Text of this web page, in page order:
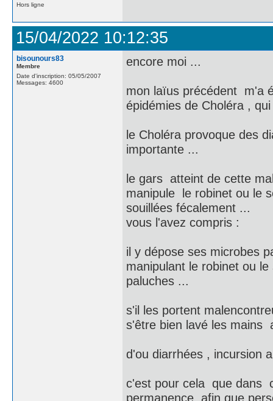
Hors ligne
15/04/2022 10:12:35
bisounours83
Membre
Date d'inscription: 05/05/2007
Messages: 4600
encore moi ...
mon laïus précédent m'a
épidémies de Choléra ,
le Choléra provoque des
importante ...
le gars atteint de cette
manipule le robinet ou le
souillées fécalement ...
vous l'avez compris :
il y dépose ses microbes
manipulant le robinet ou
paluches ...
s'il les portent
s'être bien lavé les mains
d'ou diarrhées , incursion
c'est pour cela que dans
permanence afin que